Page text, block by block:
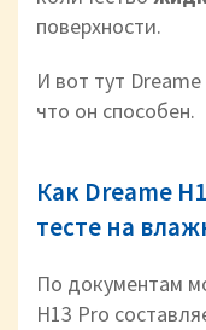
поверхности.
И вот тут
что он способен.
Как Dreame
тесте на
По документам
H13 Pro